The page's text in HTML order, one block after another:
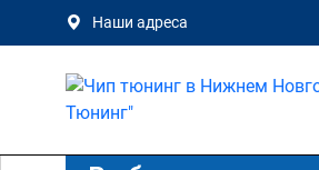
Наши адреса